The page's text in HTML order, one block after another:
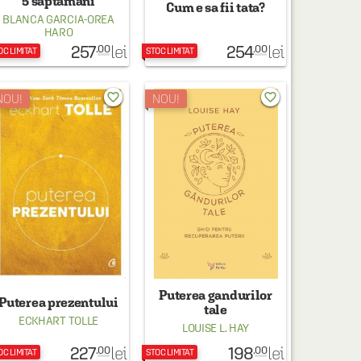
BLANCA GARCIA-OREA
HARO
LIMITAT 257.00 lei
Cum e sa fii tata?
STOC LIMITAT 254.00 lei
prezentului
ECKHART TOLLE
LIMITAT 227.00 lei
favorite_border
Puterea gandurilor
tale
LOUISE L. HAY
NOU!
STOC LIMITAT 198.00 lei
favorite_border